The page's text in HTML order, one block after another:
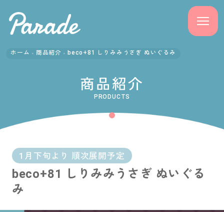
よくある質問
会社概要
採用情報
ホーム 商品紹介 beco+81 しりみみうさぎ ぬいぐるみ
商品紹介
PRODUCTS
1月下旬より 順次展開予定
beco+81 しりみみうさぎ ぬいぐる
み